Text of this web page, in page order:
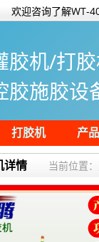
欢迎咨询了解WT-
胶机/打
胶施胶设
打胶机 产
详情 当前位置：